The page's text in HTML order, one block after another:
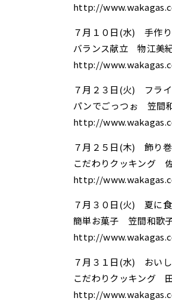
http://
７月１０日(水) 手作
バランス献立 物江美
http://
７月２３日(火) フラ
パンでごっつぉ 笠間
http://
７月２５日(木) 飾り
こだわりクッキング
http://
７月３０日(火) 夏に
簡単お菓子 笠間和歌
http://
７月３１日(水) おい
こだわりクッキング
http://